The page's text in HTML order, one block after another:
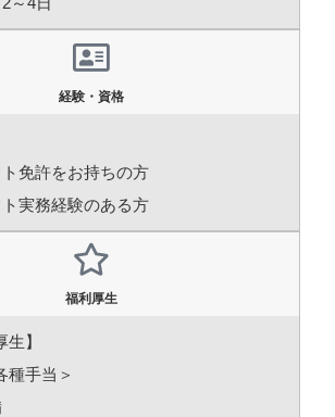
経験・資格
免許をお持ちの方
実務経験のある方
福利厚生
生】
種手当＞